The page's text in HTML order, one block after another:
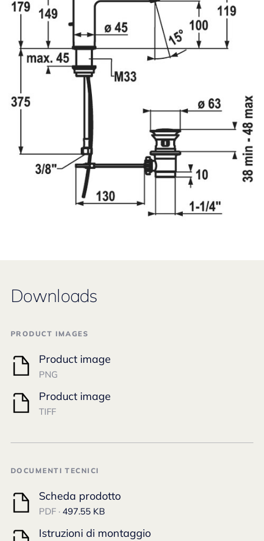
Downloads
PRODUCT IMAGES
Product image
PNG
Product image
TIFF
DOCUMENTI TECNICI
Scheda prodotto
PDF · 497.55 KB
Istruzioni di montaggio